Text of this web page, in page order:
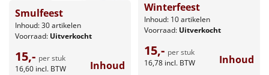
Smulfeest
Inhoud: 30 artikelen
Voorraad: Uitverkocht
15,- per stuk
16,60 incl. BTW Inhoud
Winterfeest
Inhoud: 10 artikelen
Voorraad: Uitverkocht
15,- per stuk
16,78 incl. BTW Inhoud